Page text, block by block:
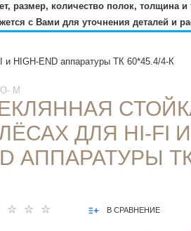
размер, количество полок, толщина
с Вами для уточнения деталей и
и HIGH-END аппаратуры ТК 60*45.4/4-К
М
ДЛЯ HI-FI И
АППАРАТУРЫ
В СРАВНЕНИЕ